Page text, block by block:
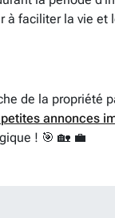
à faciliter la vie
de la propriété
annonces
! 🎯 🏡 💼